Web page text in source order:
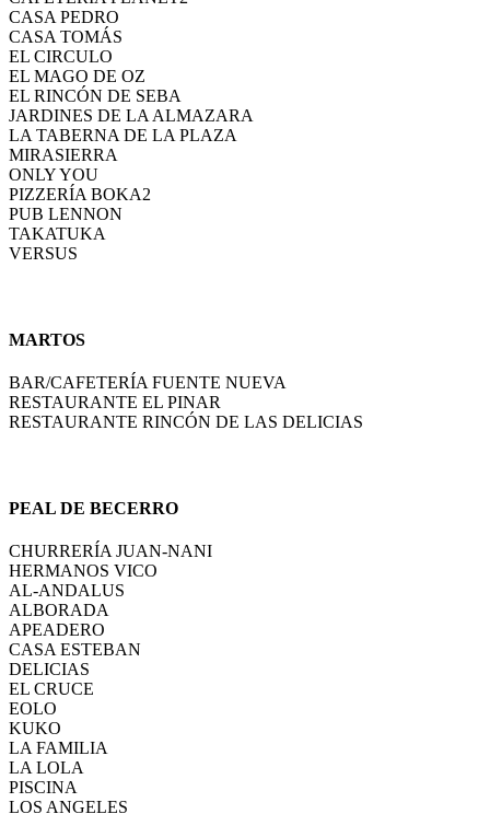
CASA PEDRO
CASA TOMÁS
EL CIRCULO
EL MAGO DE OZ
EL RINCÓN DE SEBA
JARDINES DE LA ALMAZARA
LA TABERNA DE LA PLAZA
MIRASIERRA
ONLY YOU
PIZZERÍA BOKA2
PUB LENNON
TAKATUKA
VERSUS
MARTOS
BAR/CAFETERÍA FUENTE NUEVA
RESTAURANTE EL PINAR
RESTAURANTE RINCÓN DE LAS DELICIAS
PEAL DE BECERRO
CHURRERÍA JUAN-NANI
HERMANOS VICO
AL-ANDALUS
ALBORADA
APEADERO
CASA ESTEBAN
DELICIAS
EL CRUCE
EOLO
KUKO
LA FAMILIA
LA LOLA
PISCINA
LOS ANGELES